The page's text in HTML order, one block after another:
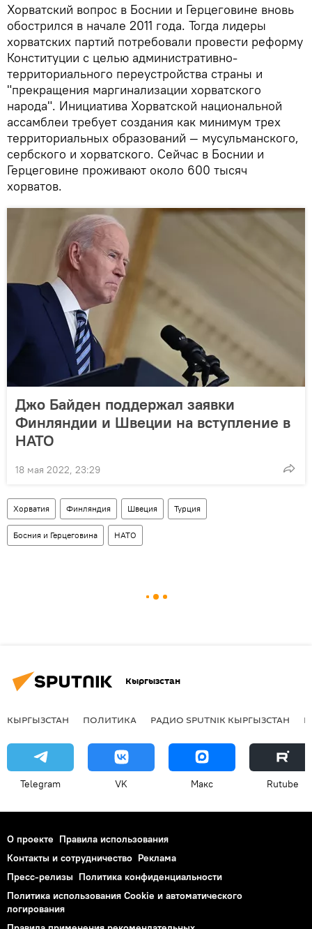
Хорватский вопрос в Боснии и Герцеговине вновь
обострился в начале 2011 года. Тогда лидеры
хорватских партий потребовали провести реформу
Конституции с целью административно-
территориального переустройства страны и
"прекращения маргинализации хорватского
народа". Инициатива Хорватской национальной
ассамблеи требует создания как минимум трех
территориальных образований — мусульманского,
сербского и хорватского. Сейчас в Боснии и
Герцеговине проживают около 600 тысяч
хорватов.
Джо Байден поддержал заявки
Финляндии и Швеции на вступление в
НАТО
18 мая 2022, 23:29
Хорватия Финляндия Швеция Турция
Босния и Герцеговина НАТО
Кыргызстан
КЫРГЫЗСТАН ПОЛИТИКА РАДИО SPUTNIK КЫРГЫЗСТАН
Telegram VK Макс Rutube
О проекте Правила использования
Контакты и сотрудничество Реклама
Пресс-релизы Политика конфиденциальности
Политика использования Cookie и автоматического
логирования